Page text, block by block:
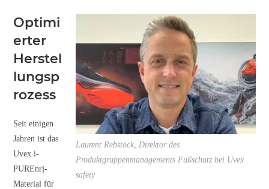
Laurent Rebstock, Direktor des
Produktgruppenmanagements Fußschutz bei Uvex
safety
Optimi
erter
Herstel
lungsp
rozess
Seit einigen
Jahren ist das
Uvex i-
PUREnrj-
Material für